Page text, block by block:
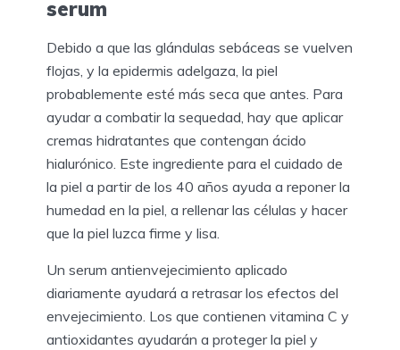
serum
Debido a que las glándulas sebáceas se vuelven
flojas, y la epidermis adelgaza, la piel
probablemente esté más seca que antes. Para
ayudar a combatir la sequedad, hay que aplicar
cremas hidratantes que contengan ácido
hialurónico. Este ingrediente para el cuidado de
la piel a partir de los 40 años ayuda a reponer la
humedad en la piel, a rellenar las células y hacer
que la piel luzca firme y lisa.
Un serum antienvejecimiento aplicado
diariamente ayudará a retrasar los efectos del
envejecimiento. Los que contienen vitamina C y
antioxidantes ayudarán a proteger la piel y